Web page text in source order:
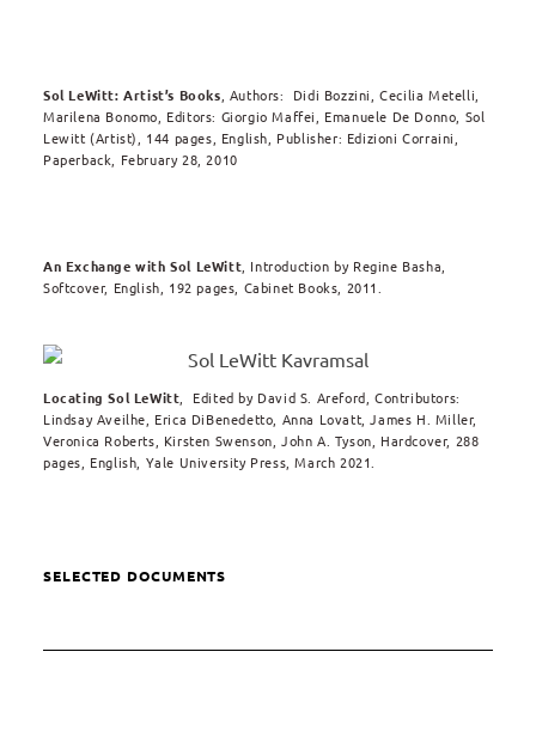
Sol LeWitt: Artist’s Books, Authors: Didi Bozzini, Cecilia Metelli,
Marilena Bonomo, Editors: Giorgio Maffei, Emanuele De Donno, Sol
Lewitt (Artist), 144 pages, English, Publisher: Edizioni Corraini,
Paperback, February 28, 2010
An Exchange with Sol LeWitt, Introduction by Regine Basha,
Softcover, English, 192 pages, Cabinet Books, 2011.
Locating Sol LeWitt , Edited by David S. Areford, Contributors:
Lindsay Aveilhe, Erica DiBenedetto, Anna Lovatt, James H. Miller,
Veronica Roberts, Kirsten Swenson, John A. Tyson, Hardcover, 288
pages, English, Yale University Press, March 2021.
SELECTED DOCUMENTS